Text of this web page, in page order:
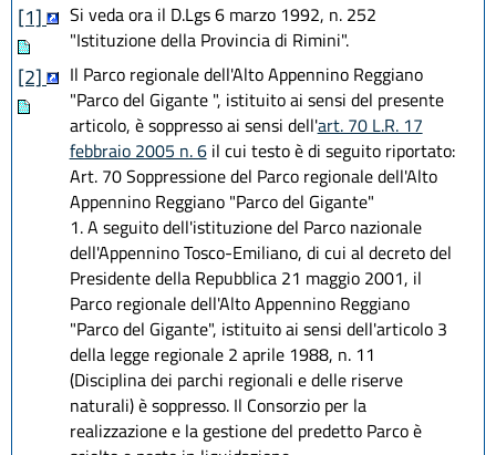
[1]
Si veda ora il D.Lgs 6 marzo 1992, n. 252
"Istituzione della Provincia di Rimini".
[2]
Il Parco regionale dell'Alto Appennino Reggiano
"Parco del Gigante ", istituito ai sensi del presente
articolo, è soppresso ai sensi dell'art. 70 L.R. 17
febbraio 2005 n. 6il cui testo è di seguito riportato:
Art. 70 Soppressione del Parco regionale dell'Alto
Appennino Reggiano "Parco del Gigante"
1. A seguito dell'istituzione del Parco nazionale
dell'Appennino Tosco-Emiliano, di cui al decreto del
Presidente della Repubblica 21 maggio 2001, il
Parco regionale dell'Alto Appennino Reggiano
"Parco del Gigante", istituito ai sensi dell'articolo 3
della legge regionale 2 aprile 1988, n. 11
(Disciplina dei parchi regionali e delle riserve
naturali) è soppresso. Il Consorzio per la
realizzazione e la gestione del predetto Parco è